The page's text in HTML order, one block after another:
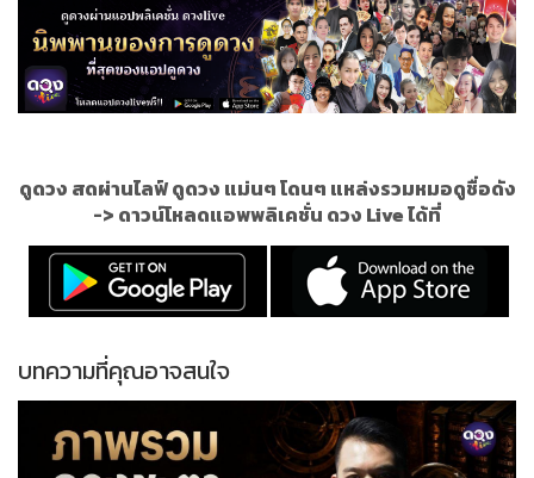
ดูดวง สดผ่านไลฟ์ ดูดวง แม่นๆ โดนๆ แหล่งรวมหมอดูชื่อดัง
-> ดาวน์โหลดแอพพลิเคชั่น ดวง Live ได้ที่
บทความที่คุณอาจสนใจ